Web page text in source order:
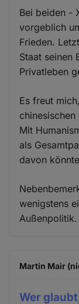
Bei beiden -
vorgeblich
Frieden.
Staat seinen
Privatleben
Es freut
Mit
als
davon
wenigstens
Außenpolitik.
Martin Mair
Wer